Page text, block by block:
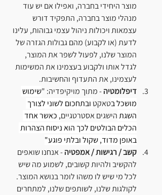
מוצר היחידי בחברה, ואפילו אם יש עוד
מנהלי מוצר בחברה, התפקיד דורש
עצמאות ויכולות ניהול עצמי גבוהות, עלינו
לדעת (או לקבוע) מהם גבולות הגזרה של
המוצר שלנו, לפעול לשפר את המוצר,
לגדל אותו ולקבוע בעצמינו את המשימות
לעצמינו, את התעדוף והחשיבות.
דיפלומטיה - מתוך מויקיפדיה: "שימוש
מושכל בטאקט ובתחכום לשוני לצורך
השגת הישגים אסטרטגיים, כאשר אחד
הכלים הבולטים לכך הוא ניסוח הצהרות
באופן מדוד, שקול ובלתי פוגע"
קשב / רגישות / אמפטיה - אנחנו שואפים
להקשיב ולהיות קשובים, לשמוע מה שיש
לכל מי שיש לו משהו לומר בנושא המוצר.
לקולגות שלנו, לשותפים שלנו, למתחרים